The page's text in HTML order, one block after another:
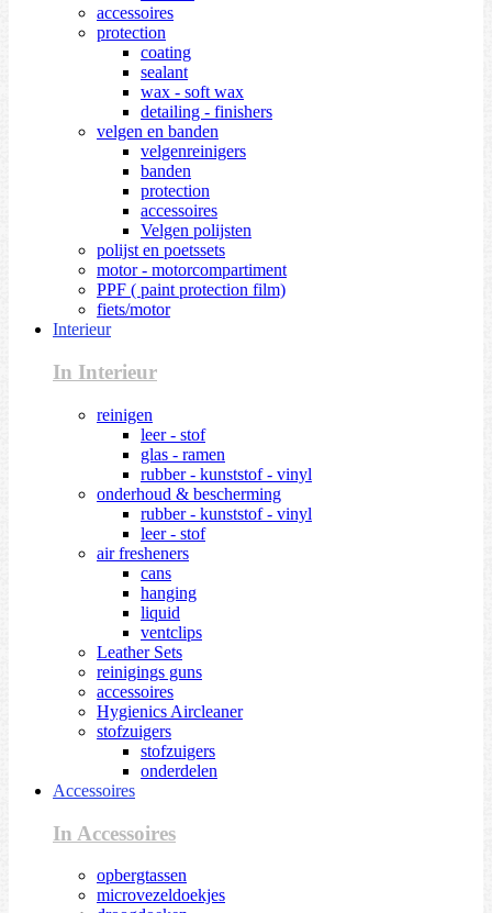
accessoires
protection
coating
sealant
wax - soft wax
detailing - finishers
velgen en banden
velgenreinigers
banden
protection
accessoires
Velgen polijsten
polijst en poetssets
motor - motorcompartiment
PPF ( paint protection film)
fiets/motor
Interieur
In Interieur
reinigen
leer - stof
glas - ramen
rubber - kunststof - vinyl
onderhoud & bescherming
rubber - kunststof - vinyl
leer - stof
air fresheners
cans
hanging
liquid
ventclips
Leather Sets
reinigings guns
accessoires
Hygienics Aircleaner
stofzuigers
stofzuigers
onderdelen
Accessoires
In Accessoires
opbergtassen
microvezeldoekjes